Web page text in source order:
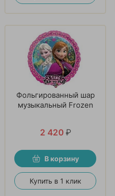
Фольгированный шар
музыкальный Frozen
2 420 ₽
В корзину
Купить в 1 клик